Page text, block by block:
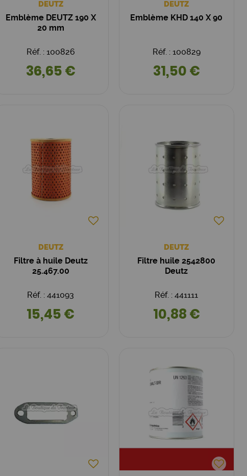
DEUTZ
Emblème DEUTZ 190 X
20 mm
Réf. : 100826
36,65 €
DEUTZ
Emblème KHD 140 X 90
Réf. : 100829
31,50 €
DEUTZ
Filtre à huile Deutz
25.467.00
Réf. : 441093
15,45 €
DEUTZ
Filtre huile 2542800
Deutz
Réf. : 441111
10,88 €